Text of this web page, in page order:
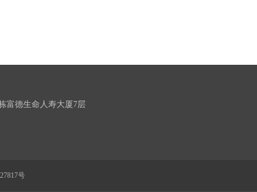
富德生命人寿大厦7层
号